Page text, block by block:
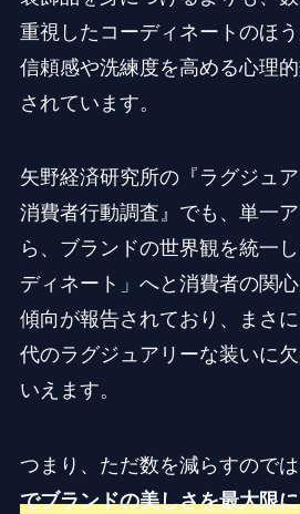
重視したコーディネートのほ
信頼感や洗練度を高める心理
されています。
矢野経済研究所の『ラグジュ
消費者行動調査』でも、単一
ら、ブランドの世界観を統一
ディネート」へと消費者の関
傾向が報告されており、まさ
代のラグジュアリーな装いに
いえます。
つまり、ただ数を減らすのでは
でブランドの美しさを最大限